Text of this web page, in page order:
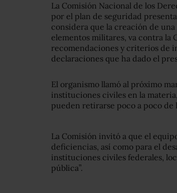
La Comisión Nacional de los
por el plan de seguridad
considera que la creación de
elementos militares, va contra
recomendaciones y criterios de
declaraciones que ha dado el
El organismo llamó al próximo
instituciones civiles en la
pueden retirarse poco a poco de
La Comisión invitó a que el
deficiencias, así como para el
instituciones civiles federales,
pública”.